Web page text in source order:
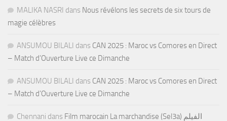
MALIKA NASRI dans Nous révélons les secrets de six tours de
magie célèbres
ANSUMOU BILALI dans CAN 2025 : Maroc vs Comores en Direct
– Match d’Ouverture Live ce Dimanche
ANSUMOU BILALI dans CAN 2025 : Maroc vs Comores en Direct
– Match d’Ouverture Live ce Dimanche
Chennani dans Film marocain La marchandise (Sel3a) الفيلم